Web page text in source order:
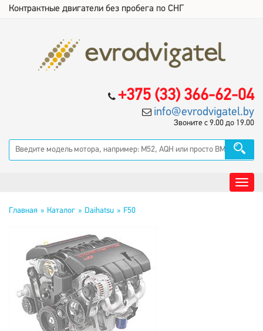
Контрактные двигатели без пробега по СНГ
+375 (33) 366-62-04
info@evrodvigatel.by
Звоните с 9.00 до 19.00
Главная Каталог Daihatsu F50